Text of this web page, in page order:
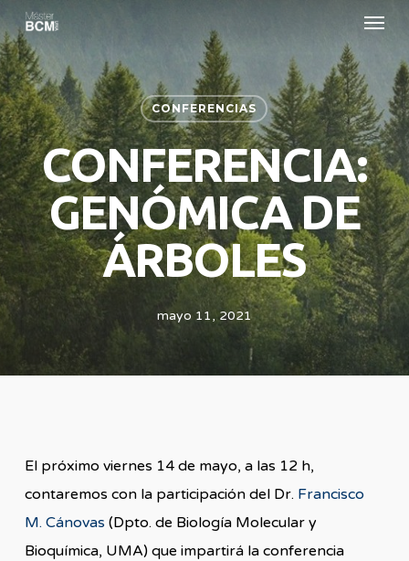
Skip
to
main
content
Menu
CONFERENCIAS
CONFERENCIA:
GENÓMICA DE
ÁRBOLES
mayo 11, 2021
El próximo viernes 14 de mayo, a las 12 h,
contaremos con la participación del Dr. Francisco
M. Cánovas (Dpto. de Biología Molecular y
Bioquímica, UMA) que impartirá la conferencia